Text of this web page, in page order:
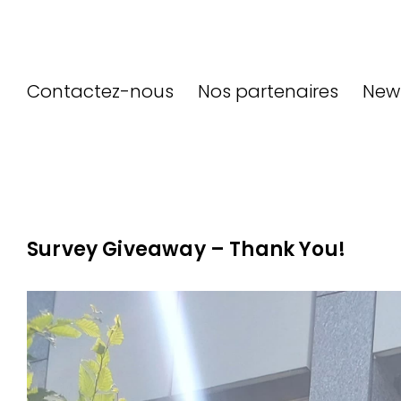
Contactez-nous Nos partenaires
Survey Giveaway – Thank You!